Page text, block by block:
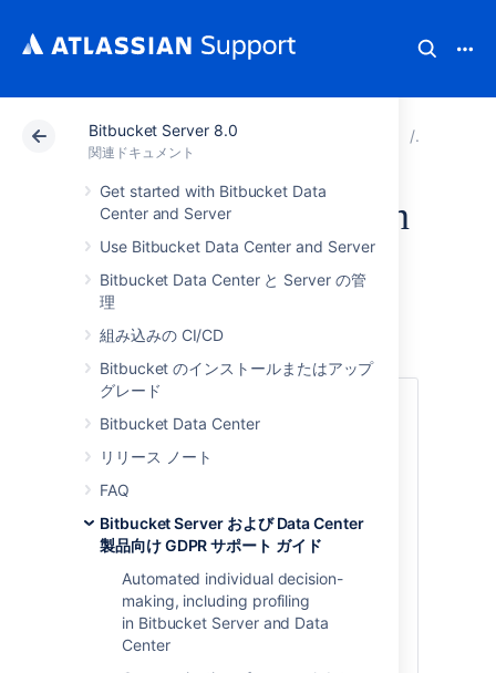
Bitbucket Server 8.0
関連ドキュメント
Get started with Bitbucket Data
Center and Server
Use Bitbucket Data Center and Server
Bitbucket Data Center と Server の管
理
組み込みの CI/CD
Bitbucket のインストールまたはアップ
グレード
Bitbucket Data Center
リリース ノート
FAQ
Bitbucket Server および Data Center
製品向け GDPR サポート ガイド
Automated individual decision-
making, including profiling
in Bitbucket Server and Data
Center
アトラシアン サポート
Right to rectification
in Bitbucket Server
and Data Center
タの訂正権が保証されています。
は、ユーザーの依頼に応じて個人データを
を要求しています。
して、個人が自身の名前の変更を反映する
ために製品内での表示名の更新を要求する
場合があります。製品内に保存されている
個人データの変更について、個人の要求に
対応するために必要となる妥当な対応の範
囲は場合によって異なるため、弁護士に相
談することをおすすめします。個人データ